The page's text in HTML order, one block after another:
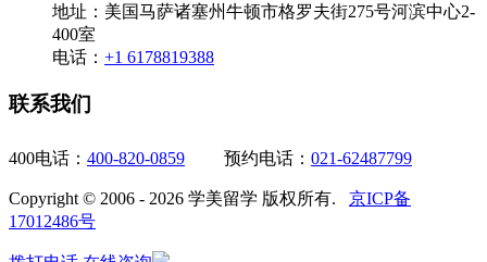
地址：美国马萨诸塞州牛顿市格罗夫街275号河滨中心2-
400室
电话： +1 6178819388
联系我们
400电话： 400-820-0859 预约电话： 021-62487799
Copyright © 2006 - 2026 学美留学 版权所有. 京ICP备
17012486号